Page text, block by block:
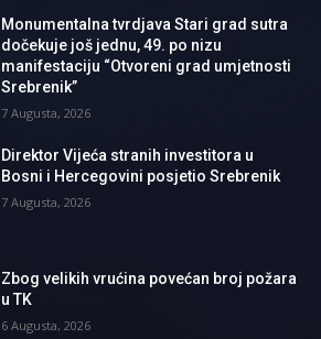
Monumentalna tvrdjava Stari grad sutra
dočekuje još jednu, 49. po nizu
manifestaciju “Otvoreni grad umjetnosti
Srebrenik”
7 Augusta, 2026
Direktor Vijeća stranih investitora u
Bosni i Hercegovini posjetio Srebrenik
7 Augusta, 2026
Zbog velikih vrućina povećan broj požara
u TK
6 Augusta, 2026